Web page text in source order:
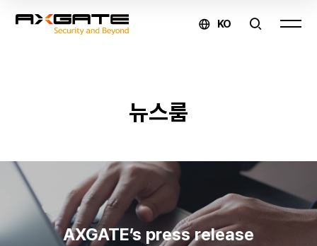
KO
제품
구매 및
견적
뉴스룸
AXGATE’s press release